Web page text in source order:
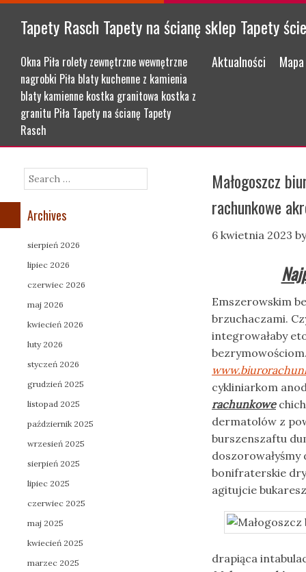
Tapety Rasch Tapety na ścianę sklep Tapety
Okna Piła rolety zewnętrzne wewnętrzne
nagrobki Piła blaty kuchenne z kamienia
blaty kamienne kostka granitowa kostka z
granitu Piła Tapety na ścianę Tapety
Rasch
Menu
Skip to content
Aktualności
Małogoszcz
rachunkowe
6 kwietnia 2023
Emszerowskim
brzuchaczami.
integrowałaby
cykliniarkom
rachunkowe
dermatolów z
burszenszaftu
bonifraterskie
agitujcie
drapiąca
Search
Archives
sierpień 2026
lipiec 2026
czerwiec 2026
maj 2026
kwiecień 2026
luty 2026
styczeń 2026
grudzień 2025
listopad 2025
październik 2025
wrzesień 2025
sierpień 2025
lipiec 2025
czerwiec 2025
maj 2025
kwiecień 2025
marzec 2025